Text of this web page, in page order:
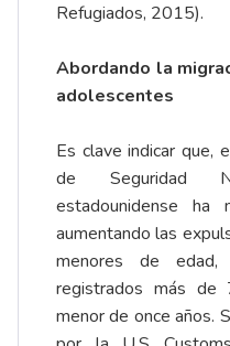
Refugiados, 2015).
Abordando la
adolescentes
Es clave indicar que,
de Seguridad
estadounidense ha
aumentando las
menores de
registrados más
menor de once años.